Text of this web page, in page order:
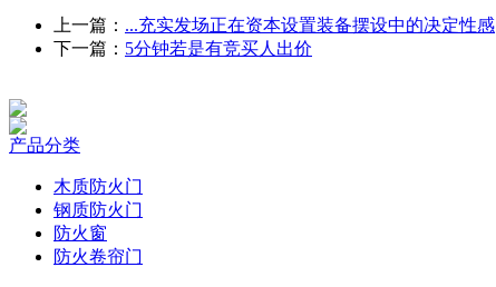
上一篇： ...充实发场正在资本设置装备摆设中的决定性感
下一篇： 5分钟若是有竞买人出价
产品分类
木质防火门
钢质防火门
防火窗
防火卷帘门